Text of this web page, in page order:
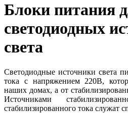
Блоки питания
светодиодных
света
Светодиодные источники света
тока с напряжением 220В,
наших домах, а от
Источниками
стабилизированного тока служат